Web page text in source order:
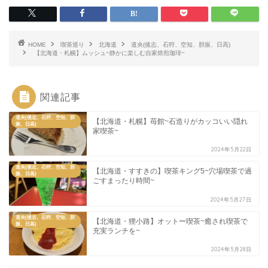
HOME 喫茶巡り 北海道
道央(後志、石狩、空知、胆振、日高)
【北海道・札幌】ムッシュ~静かに楽しむ自家焙煎珈琲~
関連記事
道央(後志、石狩、空知、胆
振、日高)
【北海道・札幌】苺館~石造りがカッコいい隠れ
家喫茶~
2024年5月22日
道央(後志、石狩、空知、胆
振、日高)
【北海道・すすきの】喫茶キング5~穴場喫茶で過
ごすまったり時間~
2024年5月27日
道央(後志、石狩、空知、胆
振、日高)
【北海道・狸小路】オットー喫茶~癒され喫茶で
充実ランチを~
2024年5月28日